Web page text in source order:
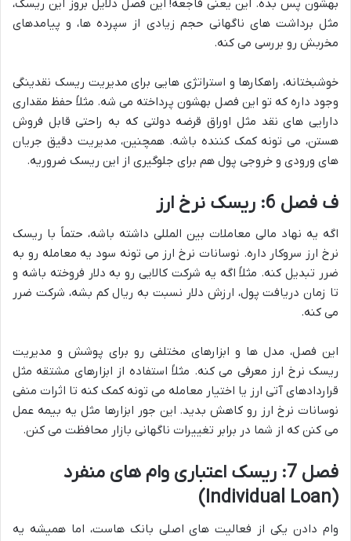
بهشون پس بده. این یعنی فاجعه! این فصل دلایل بروز این ریسک،
مثل برداشت های ناگهانی حجم زیادی از سپرده ها، و پیامدهای
مخربش رو بررسی می کنه.
خوشبختانه، راهکارها و استراتژی هایی برای مدیریت ریسک نقدینگی
وجود داره که تو این فصل بهشون پرداخته می شه. مثلاً حفظ مقداری
دارایی های نقد مثل اوراق قرضه دولتی که به راحتی قابل فروش
هستن، می تونه کمک کننده باشه. همچنین، مدیریت دقیق جریان
های ورودی و خروجی پول هم برای جلوگیری از این ریسک ضروریه.
ف فصل 6: ریسک نرخ ارز
اگه یه نهاد مالی معاملات بین المللی داشته باشه، حتماً با ریسک
نرخ ارز سروکار داره. نوسانات نرخ ارز می تونه سود یه معامله رو به
ضرر تبدیل کنه. مثلاً اگه یه شرکت کالایی رو به دلار فروخته باشه و
تا زمان دریافت پول، ارزش دلار نسبت به ریال کم بشه، شرکت ضرر
می کنه.
این فصل، مدل ها و ابزارهای مختلفی رو برای پوشش و مدیریت
ریسک نرخ ارز معرفی می کنه. مثلاً استفاده از ابزارهای مشتقه مثل
قراردادهای آتی ارز یا اختیار معامله می تونه کمک کنه تا اثرات منفی
نوسانات نرخ ارز رو کاهش بدید. این جور ابزارها مثل یه بیمه عمل
می کنن که از شما در برابر تغییرات ناگهانی بازار محافظت می کنن.
فصل 7: ریسک اعتباری وام های منفرد
(Individual Loan)
وام دادن یکی از فعالیت های اصلی بانک هاست، اما همیشه یه